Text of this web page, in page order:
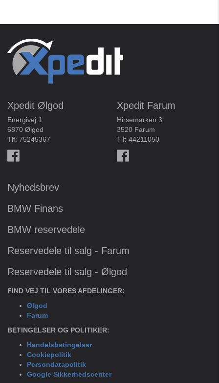
Xpedit Ølgod
Energivej 1
6870 Ølgod
Tlf: 75245367
Xpedit Farum
Hirsemarken 3
3520 Farum
Tlf: 44211050
Nyhedsbrev
BMW Finans
BMW reservedele
Reservedele til salg - Farum
Reservedele til salg - Ølgod
FIND VEJ TIL VORES AFDELINGER:
Ølgod
Farum
BETINGELSER OG POLITIKER:
Handelsbetingelser
Cookiepolitik
Persondatapolitik
Google Sikkerhedscenter